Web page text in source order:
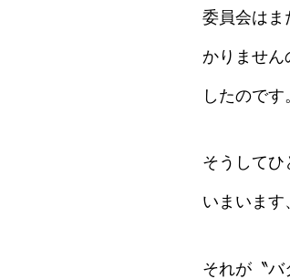
委員会はま
かりません
したのです
そうして
いまいます
それが〝バ